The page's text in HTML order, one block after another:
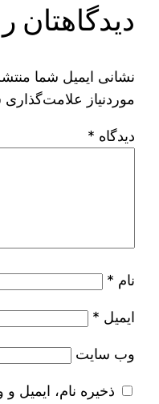
دیدگاهتان
نشانی ایمیل شما
موردنیاز علامت‌گذاری
دیدگاه *
نام *
ایمیل *
وب‌ سایت
ذخیره نام، ایمیل